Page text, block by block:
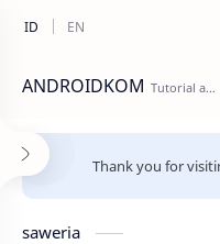
ANDROIDKOM
Thank you for
saweria